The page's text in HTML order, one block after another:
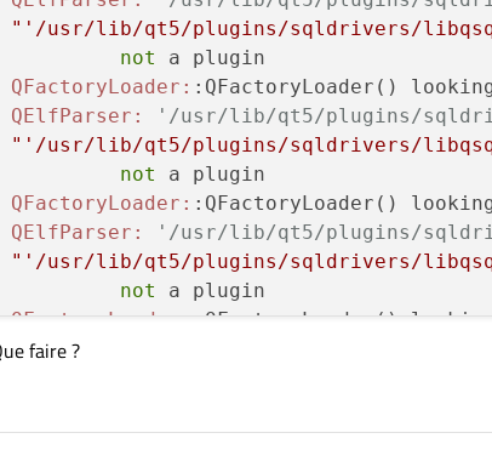
"'/usr/lib/qt5/plugins/sqldrivers/
not
QFactoryLoader: :QFactoryLoader()
QElfParser:
'/usr/lib/qt5/plugins/
"'/usr/lib/qt5/plugins/sqldrivers/
not
QFactoryLoader: :QFactoryLoader()
QElfParser:
'/usr/lib/qt5/plugins/
"'/usr/lib/qt5/plugins/sqldrivers/
not
QFactoryLoader::QFactoryLoader()
QElfParser:
QFactoryLoader::QFactoryLoader()
faire ?